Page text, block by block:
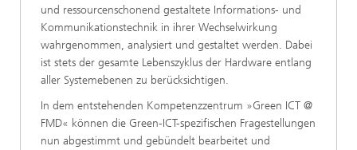
und ressourcenschonend gestaltete Informations- und
Kommunikationstechnik in ihrer Wechselwirkung
wahrgenommen, analysiert und gestaltet werden. Dabei
ist stets der gesamte Lebenszyklus der Hardware entlang
aller Systemebenen zu berücksichtigen.
In dem entstehenden Kompetenzzentrum »Green ICT @
FMD« können die Green-ICT-spezifischen Fragestellungen
nun abgestimmt und gebündelt bearbeitet und